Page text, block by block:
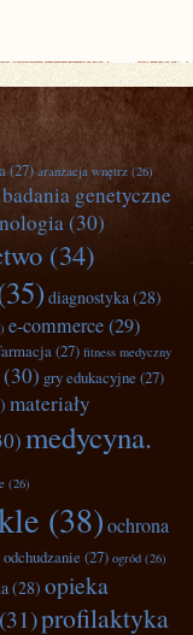
(27) aranżacja wnętrz (26)
badania genetyczne
(30)
(34)
diagnostyka(28)
e-commerce(29)
(27) fitness medyczny
(30) gry edukacyjne (27)
materiały
medycyna.
(26)
(38)ochrona
odchudzanie (27) ogród (26)
(28) opieka
(31)profilaktyka